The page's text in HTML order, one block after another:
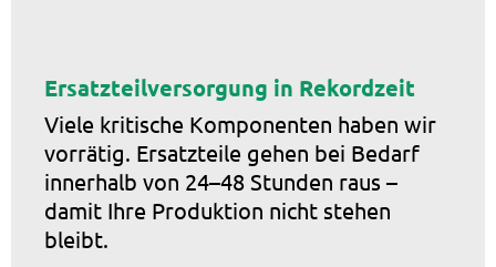
Ersatzteilversorgung in Rekordzeit
Viele kritische Komponenten haben wir
vorrätig. Ersatzteile gehen bei Bedarf
innerhalb von 24–48 Stunden raus –
damit Ihre Produktion nicht stehen
bleibt.